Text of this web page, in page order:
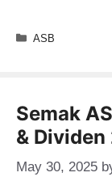
Categories
ASB
Semak
&
May 30, 2025